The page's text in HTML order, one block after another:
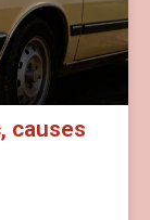
causes